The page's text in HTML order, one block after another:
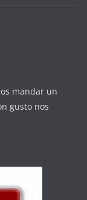
mandar un
gusto nos